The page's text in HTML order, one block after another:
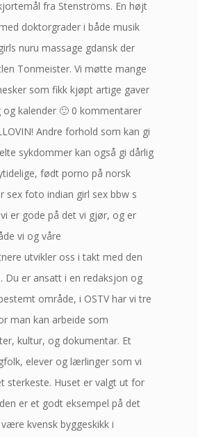
fra Stenströms. En højt
doktorgrader i både musik
nuru massage gdansk der
Tonmeister. Vi møtte mange
som fikk kjøpt artige gaver
og kalender 🙂 0 kommentarer
Andre forhold som kan gi
sykdommer kan også gi dårlig
født porno på norsk
sex foto indian girl sex bbw s
er gode på det vi gjør, og er
vi og våre
utvikler oss i takt med den
Du er ansatt i en redaksjon og
område, i OSTV har vi tre
man kan arbeide som
kultur, og dokumentar. Et
elever og lærlinger som vi
sterkeste. Huset er valgt ut for
er et godt eksempel på det
kvensk byggeskikk i